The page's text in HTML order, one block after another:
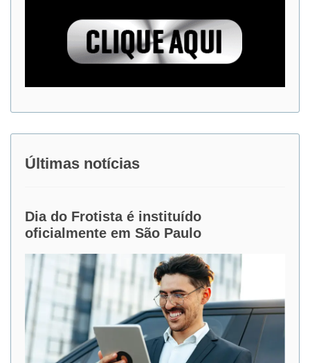
Últimas notícias
Dia do Frotista é instituído
oficialmente em São Paulo